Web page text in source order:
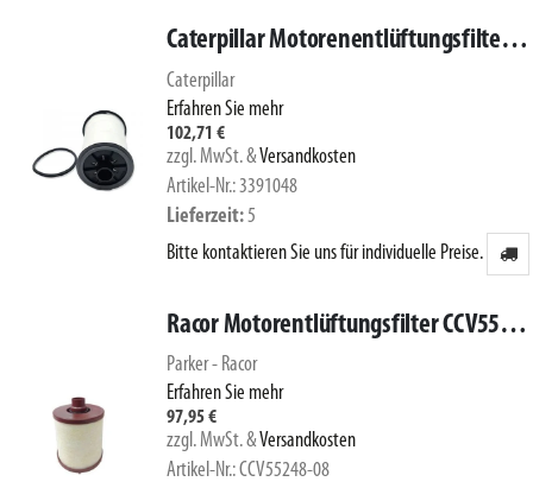
Caterpillar Motorenentlüftungsfilter 339-1048
Caterpillar
Erfahren Sie mehr
102,71 €
zzgl. MwSt.&Versandkosten
Artikel-Nr.: 3391048
Lieferzeit 5
Bitte kontaktieren Sie uns für individuelle Preise.
Racor Motorentlüftungsfilter CCV55248-08
Parker - Racor
Erfahren Sie mehr
97,95 €
zzgl. MwSt.&Versandkosten
Artikel-Nr.: CCV55248-08